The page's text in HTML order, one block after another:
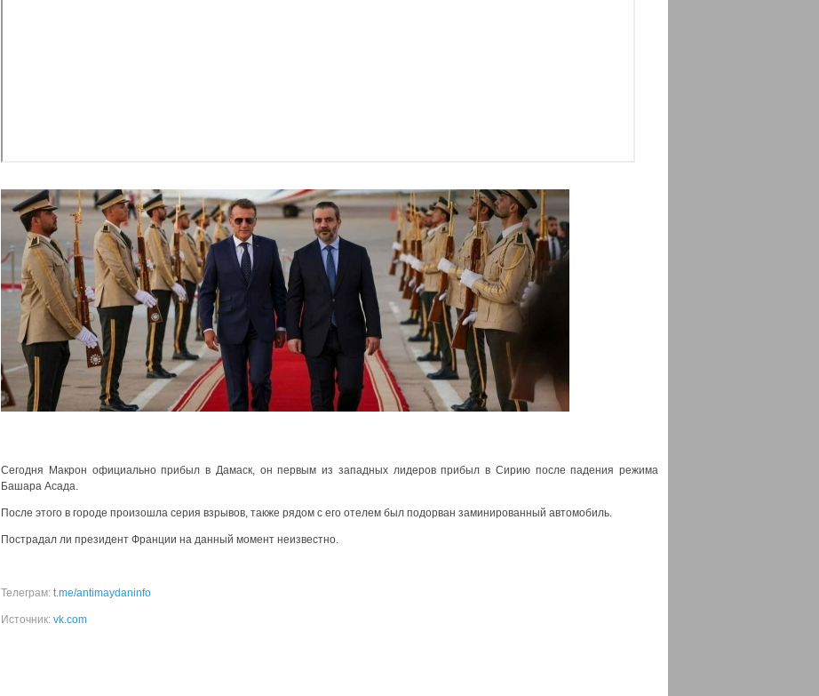
Сегодня Макрон официально прибыл в Дамаск, он первым из западных лидеров прибыл в Сирию после падения режима
Башара Асада.
После этого в городе произошла серия взрывов, также рядом с его отелем был подорван заминированный автомобиль.
Пострадал ли президент Франции на данный момент неизвестно.
Телеграм: t.me/antimaydaninfo
Источник: vk.com